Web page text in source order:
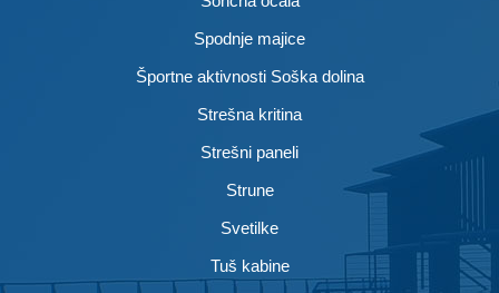
Spodnje majice
Športne aktivnosti Soška dolina
Strešna kritina
Strešni paneli
Strune
Svetilke
Tuš kabine